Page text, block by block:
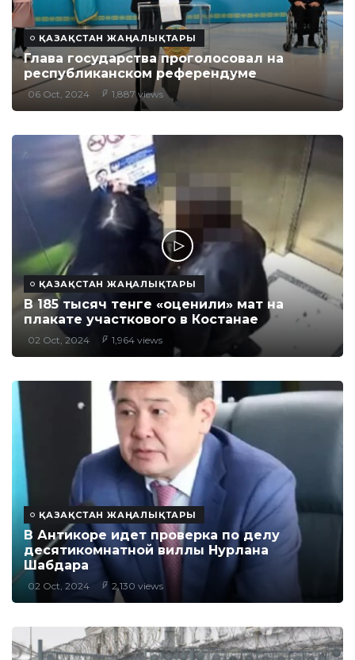
ҚАЗАҚСТАН ЖАҢАЛЫҚТАРЫ
Глава государства проголосовал на
республиканском референдуме
06 Oct, 2024 1,887 views
ҚАЗАҚСТАН ЖАҢАЛЫҚТАРЫ
В 185 тысяч тенге «оценили» мат на
плакате участкового в Костанае
02 Oct, 2024 1,964 views
ҚАЗАҚСТАН ЖАҢАЛЫҚТАРЫ
В Антикоре идет проверка по делу
десятикомнатной виллы Нурлана
Шабдара
02 Oct, 2024 2,130 views